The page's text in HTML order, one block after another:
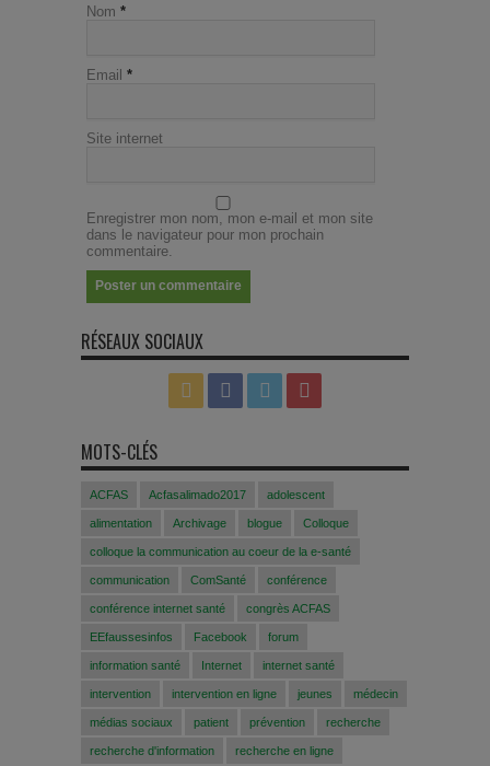
Nom *
Email *
Site internet
Enregistrer mon nom, mon e-mail et mon site
dans le navigateur pour mon prochain
commentaire.
RÉSEAUX SOCIAUX
MOTS-CLÉS
ACFAS Acfasalimado2017 adolescent
alimentation Archivage blogue Colloque
colloque la communication au coeur de la e-santé
communication ComSanté conférence
conférence internet santé congrès ACFAS
EEfaussesinfos Facebook forum
information santé Internet internet santé
intervention intervention en ligne jeunes médecin
médias sociaux patient prévention recherche
recherche d'information recherche en ligne